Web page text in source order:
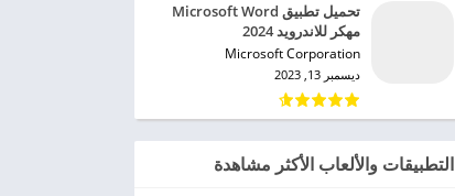
تحميل تطبيق Microsoft Word
مهكر للاندرويد 2024
Microsoft Corporation‏
ديسمبر 13, 2023
التطبيقات والألعاب الأكثر مشاهدة